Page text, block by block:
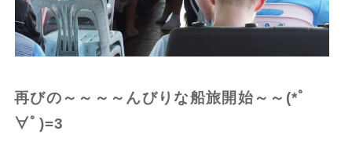
再びの～～～～んびりな船旅開始～～(*ﾟ
∀ﾟ)=3